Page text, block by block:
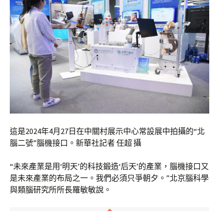
這是2024年4月27日在中關村展示中心常設展中拍攝的“北
腦二號”腦機接口。新華社記者 任超 攝
“未來產業是用‘明天’的科技鍛造‘后天’的產業，腦機接口又
是未來產業的布局之一。我們必須只爭朝夕。”北京腦科學
與類腦研究所所長羅敏敏說。